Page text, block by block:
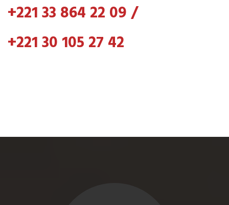
+221 33 864 22 09/
+221 30 105 27 42